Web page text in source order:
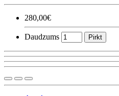
280,00€
Daudzums Pirkt